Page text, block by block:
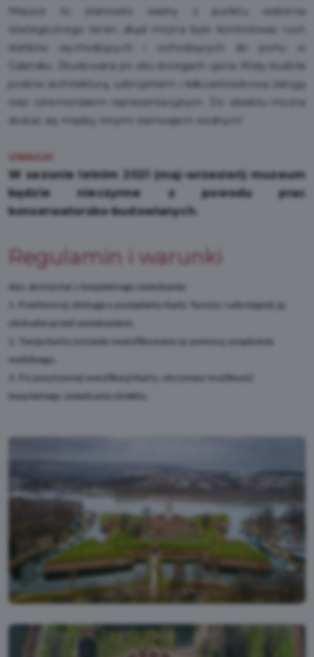
Miejsce to stanowiło ważny z punktu widzenia
strategicznego teren, skąd można było kontrolować ruch
statków wychodzących i wchodzących do portu w
Gdańsku. Zbudowana po obu brzegach ujścia Wisły budziła
podziw architekturą, uzbrojeniem i kilkusetosobową załogą
oraz ceremoniałem reprezentacyjnym. Do obiektu można
dostać się między innymi tramwajem wodnym!
UWAGA!
W sezonie letnim 2021 (maj-wrzesień) muzeum
będzie nieczynne z powodu prac
konserwatorsko-budowlanych.
Regulamin i warunki